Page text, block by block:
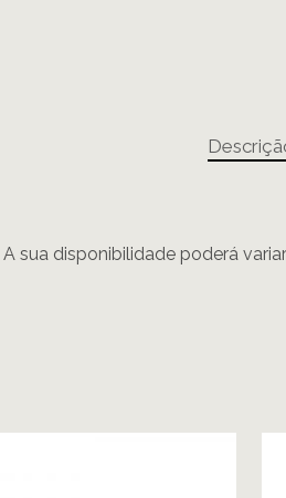
sua disponibilidade poderá